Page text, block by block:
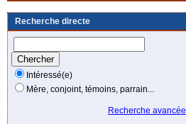
Recherche directe
Intéressé(e)
Mère, conjoint, témoins, parrain...
Recherche avancée